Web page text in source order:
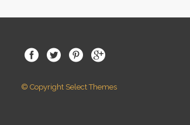
© Copyright Select Themes